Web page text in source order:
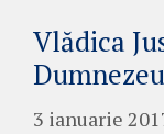
Vlădica
3 ianuarie